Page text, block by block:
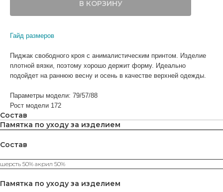
В КОРЗИНУ
Гайд размеров
Пиджак свободного кроя с анималистическим принтом. Изделие
плотной вязки, поэтому хорошо держит форму. Идеально
подойдет на раннюю весну и осень в качестве верхней одежды.
Параметры модели: 79/57/88
Рост модели 172
Состав
Памятка по уходу за изделием
Состав
шерсть 50% акрил 50%
Памятка по уходу за изделием
ВАМ МОЖЕТ ПОНРАВИТЬСЯ